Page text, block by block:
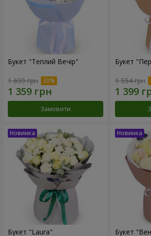
Букет "Теплий Вечір"
1 699 грн
Замовити
Букет
1 554 грн
Букет "Laura" Букет